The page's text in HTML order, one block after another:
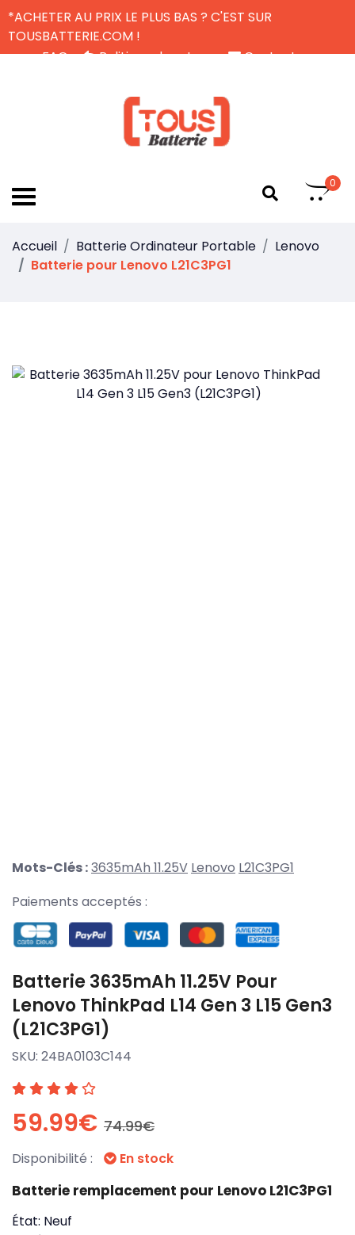
*ACHETER AU PRIX LE PLUS BAS ? C'EST SUR
TOUSBATTERIE.COM !
FAQ
Politique de retour
Contactez-nous
0
Accueil Batterie Ordinateur Portable
Lenovo
Batterie pour Lenovo L21C3PG1
Mots-Clés :3635mAh 11.25V Lenovo L21C3PG1
Paiements acceptés :
Batterie 3635mAh 11.25V Pour
Lenovo ThinkPad L14 Gen 3 L15 Gen3
(L21C3PG1)
SKU: 24BA0103C144
59.99€ 74.99€
Disponibilité : En stock
Batterie remplacement pour Lenovo L21C3PG1
État: Neuf